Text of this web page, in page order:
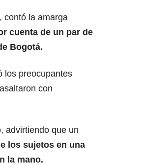
contó la amarga
cuenta de un par de
Bogotá.
los preocupantes
con
advirtiendo que un
los sujetos en una
la mano.